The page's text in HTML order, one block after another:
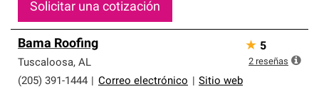
Solicitar una cotización
Bama Roofing
Tuscaloosa, AL
(205) 391-1444
Correo electrónico Sitio web
★ 5
2 reseñas